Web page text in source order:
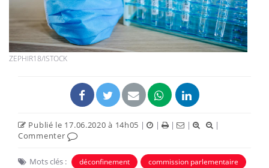
ZEPHIR18/ISTOCK
Publié le 17.06.2020 à 14h05 | | | |
|
Commenter
Mots clés : déconfinement
commission parlementaire